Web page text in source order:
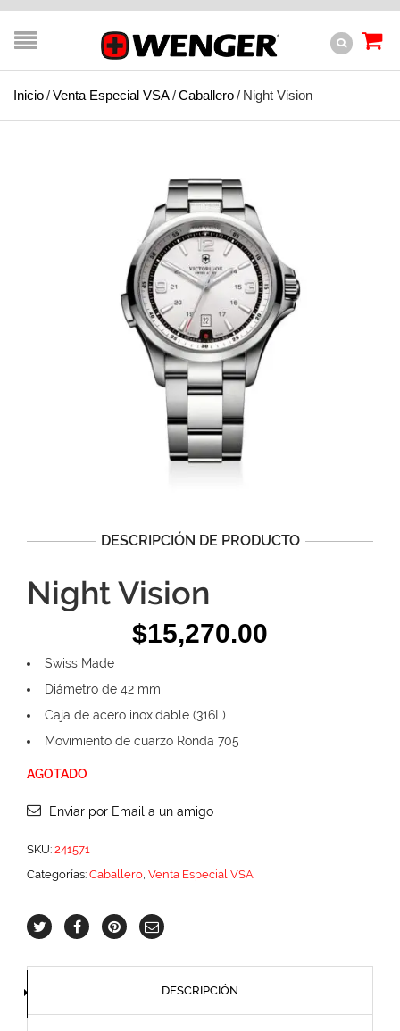
Inicio/Venta Especial VSA/Caballero/ Night Vision
DESCRIPCIÓN DE PRODUCTO
Night Vision
$15,270.00
Swiss Made
Diámetro de 42 mm
Caja de acero inoxidable (316L)
Movimiento de cuarzo Ronda 705
AGOTADO
Enviar por Email a un amigo
SKU: 241571
Categorías: Caballero, Venta Especial VSA
DESCRIPCIÓN